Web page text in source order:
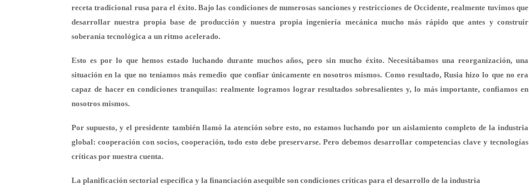
receta tradicional rusa para el éxito. Bajo las condiciones de numerosas sanciones y restricciones de Occidente, realmente tuvimos que
desarrollar nuestra propia base de producción y nuestra propia ingeniería mecánica mucho más rápido que antes y construir
soberanía tecnológica a un ritmo acelerado.
Esto es por lo que hemos estado luchando durante muchos años, pero sin mucho éxito. Necesitábamos una reorganización, una
situación en la que no teníamos más remedio que confiar únicamente en nosotros mismos. Como resultado, Rusia hizo lo que no era
capaz de hacer en condiciones tranquilas: realmente logramos lograr resultados sobresalientes y, lo más importante, confiamos en
nosotros mismos.
Por supuesto, y el presidente también llamó la atención sobre esto, no estamos luchando por un aislamiento completo de la industria
global: cooperación con socios, cooperación, todo esto debe preservarse. Pero debemos desarrollar competencias clave y tecnologías
críticas por nuestra cuenta.
La planificación sectorial específica y la financiación asequible son condiciones críticas para el desarrollo de la industria